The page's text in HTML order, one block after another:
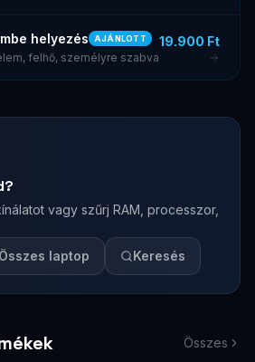
helyezés AJÁNLOTT
felhő, személyre szabva
19.900 Ft
vagy szűrj RAM, processzor,
Összes laptop Keresés
Összes